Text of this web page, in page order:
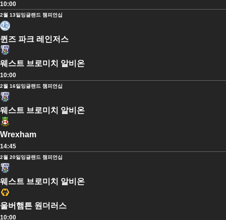
10:00
2월 13일잉글랜드 챔피언십
퀸즈 파크 레인저스
웨스트 브로미치 알비온
10:00
2월 16일잉글랜드 챔피언십
웨스트 브로미치 알비온
Wrexham
14:45
2월 20일잉글랜드 챔피언십
웨스트 브로미치 알비온
울버햄튼 원더러스
10:00